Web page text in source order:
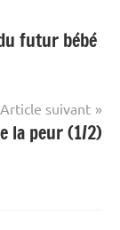
futur bébé
Article suivant
la peur (1/2)